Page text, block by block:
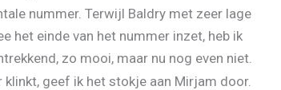
nummer. Terwijl Baldry met zeer lage
het einde van het nummer inzet, heb ik
zo mooi, maar nu nog even niet.
geef ik het stokje aan Mirjam door.